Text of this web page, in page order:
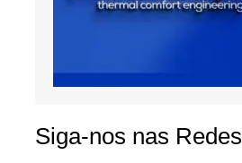
Siga-nos nas Redes